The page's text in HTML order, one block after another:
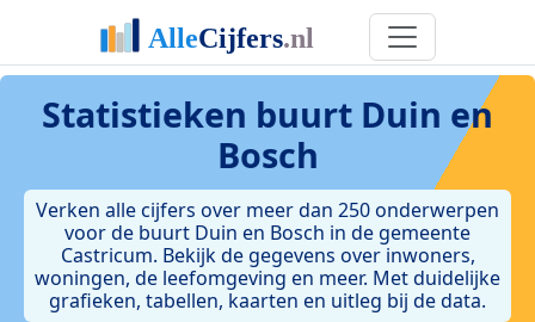
Statistieken buurt Duin en
Bosch
Verken alle cijfers over meer dan 250 onderwerpen
voor de buurt Duin en Bosch in de gemeente
Castricum. Bekijk de gegevens over inwoners,
woningen, de leefomgeving en meer. Met duidelijke
grafieken, tabellen, kaarten en uitleg bij de data.